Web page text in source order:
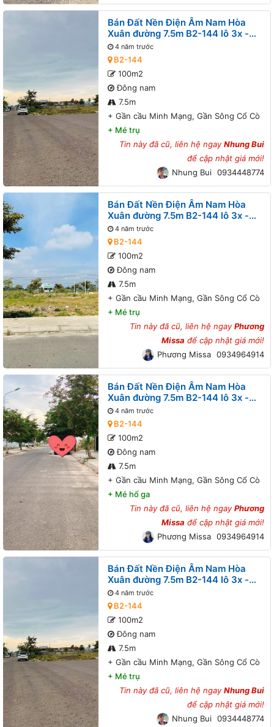
Bán Đất Nền Điện Âm Nam Hòa
Xuân đường 7.5m B2-144 lô 3x -
Gần cầu Minh Mạng, Gần Sông Cổ
Cò
4 năm trước
B2-144
100m2
Đông nam
7.5m
+ Gần cầu Minh Mạng, Gần Sông Cổ Cò
+ Mé trụ
Tin này đã cũ, liên hệ ngayNhung Bui
để cập nhật giá mới!
Nhung Bui 0934448774
Bán Đất Nền Điện Âm Nam Hòa
Xuân đường 7.5m B2-144 lô 3x -
Gần cầu Minh Mạng, Gần Sông Cổ
Cò
4 năm trước
B2-144
100m2
Đông nam
7.5m
+ Gần cầu Minh Mạng, Gần Sông Cổ Cò
+ Mé trụ
Tin này đã cũ, liên hệ ngayPhương
Missa để cập nhật giá mới!
Phương Missa 0934964914
Bán Đất Nền Điện Âm Nam Hòa
Xuân đường 7.5m B2-144 lô 3x -
Gần cầu Minh Mạng, Gần Sông Cổ
Cò
4 năm trước
B2-144
100m2
Đông nam
7.5m
+ Gần cầu Minh Mạng, Gần Sông Cổ Cò
+ Mé hố ga
Tin này đã cũ, liên hệ ngayPhương
Missa để cập nhật giá mới!
Phương Missa 0934964914
Bán Đất Nền Điện Âm Nam Hòa
Xuân đường 7.5m B2-144 lô 3x -
Gần cầu Minh Mạng, Gần Sông Cổ
Cò
4 năm trước
B2-144
100m2
Đông nam
7.5m
+ Gần cầu Minh Mạng, Gần Sông Cổ Cò
+ Mé trụ
Tin này đã cũ, liên hệ ngayNhung Bui
để cập nhật giá mới!
Nhung Bui 0934448774